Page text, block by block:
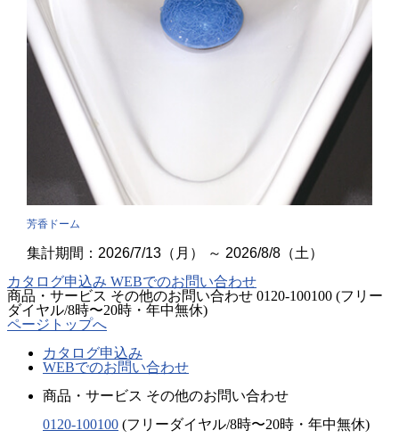
芳香ドーム
集計期間：2026/7/13（月） ～ 2026/8/8（土）
カタログ申込み WEBでのお問い合わせ
商品・サービス その他のお問い合わせ 0120-100100 (フリー
ダイヤル/8時〜20時・年中無休)
ページトップへ
カタログ申込み
WEBでのお問い合わせ
商品・サービス その他のお問い合わせ
0120-100100 (フリーダイヤル/8時〜20時・年中無休)